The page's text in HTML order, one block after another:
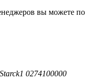
вы можете по
0274100000